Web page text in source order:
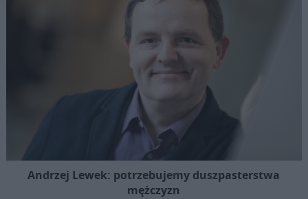
Andrzej Lewek: potrzebujemy duszpasterstwa
mężczyzn